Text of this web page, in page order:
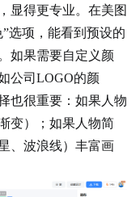
显得更专业。在美图
选项，能看到预设的
如果需要自定义颜
公司LOGO的颜
也很重要：如果人物
变）；如果人物简
、波浪线）丰富画